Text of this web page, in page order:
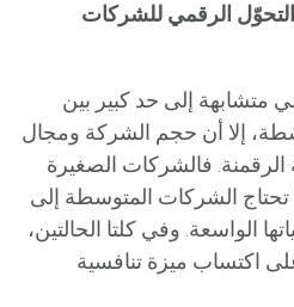
الرقمي للشركات
متشابهة إلى حد كبير بين
إلا أن حجم الشركة ومجال
فالشركات الصغيرة
الشركات المتوسطة إلى
الواسعة. وفي كلتا الحالتين،
اكتساب ميزة تنافسية